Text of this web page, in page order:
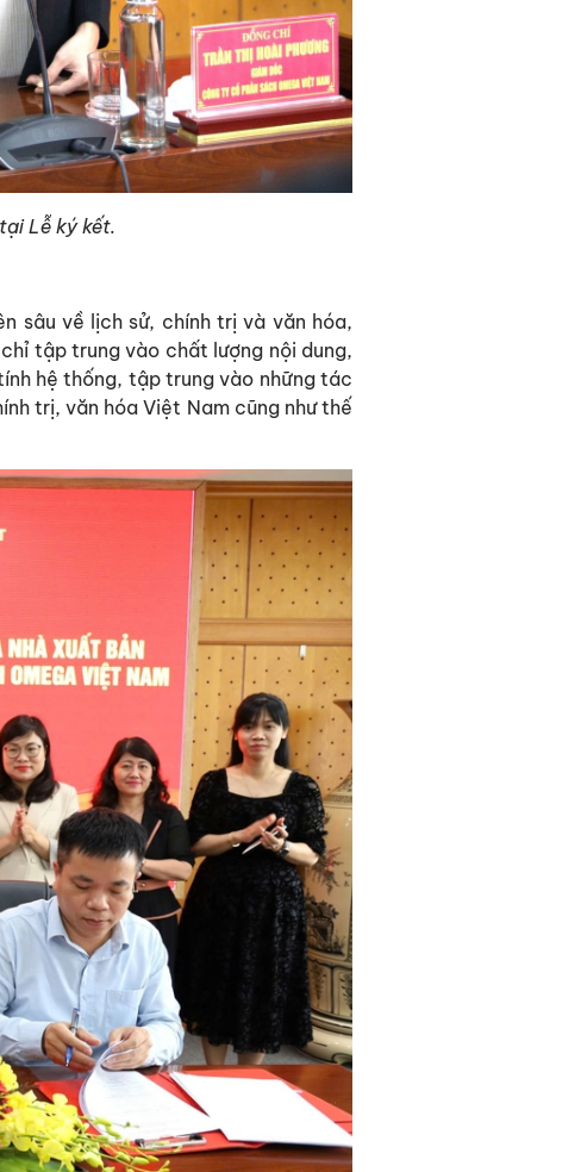
Lễ ký kết.
sâu về lịch sử, chính trị và văn hóa,
tập trung vào chất lượng nội dung,
hệ thống, tập trung vào những tác
trị, văn hóa Việt Nam cũng như thế